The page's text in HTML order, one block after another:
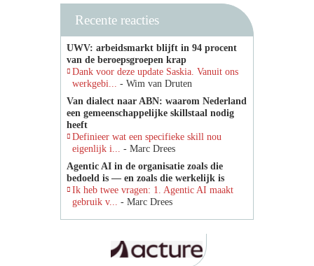
Recente reacties
UWV: arbeidsmarkt blijft in 94 procent
van de beroepsgroepen krap
Dank voor deze update Saskia. Vanuit ons
werkgebi... - Wim van Druten
Van dialect naar ABN: waarom Nederland
een gemeenschappelijke skillstaal nodig
heeft
Definieer wat een specifieke skill nou
eigenlijk i... - Marc Drees
Agentic AI in de organisatie zoals die
bedoeld is — en zoals die werkelijk is
Ik heb twee vragen: 1. Agentic AI maakt
gebruik v... - Marc Drees